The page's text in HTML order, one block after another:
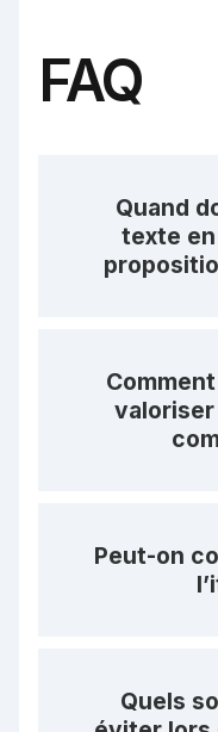
FAQ
Quand
texte
Peut-on
Quels